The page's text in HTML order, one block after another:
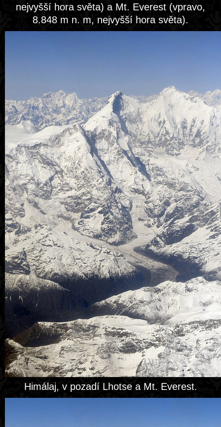
nejvyšší hora světa) a Mt. Everest (vpravo,
8.848 m n. m, nejvyšší hora světa).
Himálaj, v pozadí Lhotse a Mt. Everest.